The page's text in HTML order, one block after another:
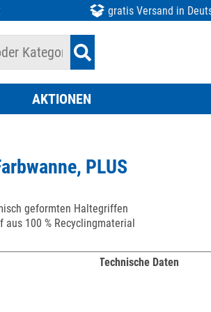
gratis Versand in
AKTIONEN
PLUS
geformten Haltegriffen
100 % Recyclingmaterial
Technische Daten